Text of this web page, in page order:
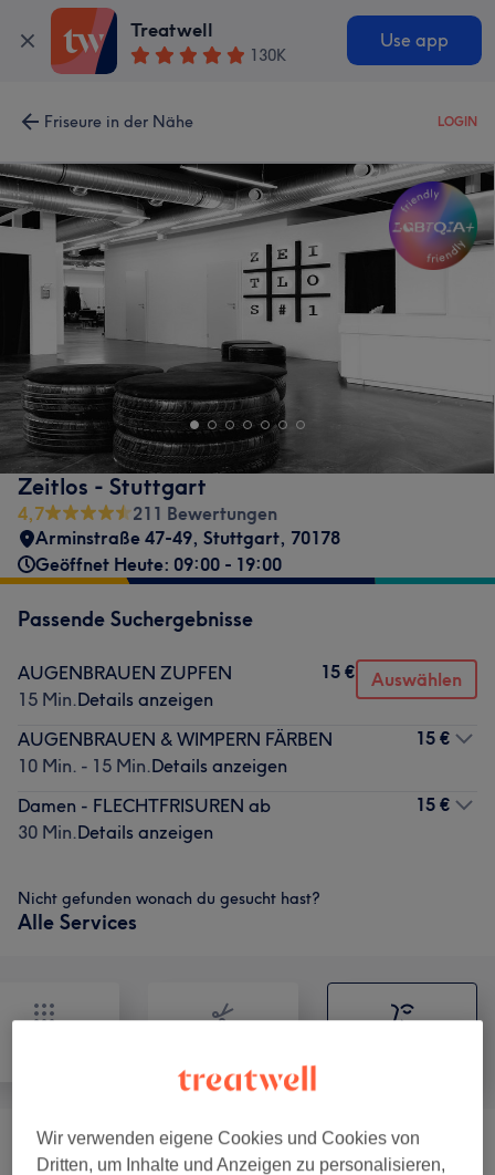
Treatwell
130K
Use app
Friseure in der Nähe LOGIN
Zeitlos - Stuttgart
4,7
211 Bewertungen
Arminstraße 47-49, Stuttgart, 70178
Geöffnet Heute: 09:00 - 19:00
Passende Suchergebnisse
AUGENBRAUEN ZUPFEN
15 Min.Details anzeigen
15 € Auswählen
AUGENBRAUEN & WIMPERN FÄRBEN
10 Min. - 15 Min.Details anzeigen
15 €
Damen - FLECHTFRISUREN ab
30 Min.Details anzeigen
15 €
Nicht gefunden wonach du gesucht hast?
Alle Services
Augenbrauen & Wimpernbehandlungen
Wir verwenden eigene Cookies und Cookies von
Dritten, um Inhalte und Anzeigen zu personalisieren,